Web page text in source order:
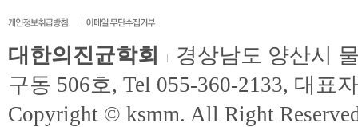
대한의진균학회
경상남도 양산시
구동 506호, Tel 055-360-2133, 대표
Copyright © ksmm. All Right